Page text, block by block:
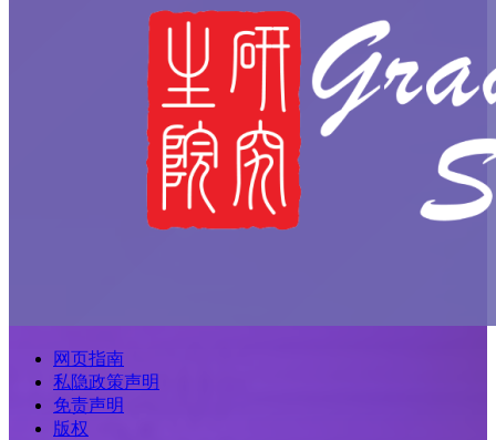
网页指南
私隐政策声明
免责声明
版权